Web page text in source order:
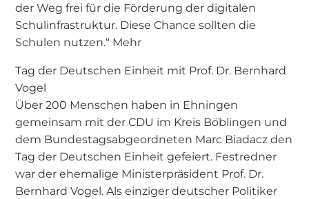
der Weg frei für die Förderung der digitalen
Schulinfrastruktur. Diese Chance sollten die
Schulen nutzen.“ Mehr
Tag der Deutschen Einheit mit Prof. Dr. Bernhard
Vogel
Über 200 Menschen haben in Ehningen
gemeinsam mit der CDU im Kreis Böblingen und
dem Bundestagsabgeordneten Marc Biadacz den
Tag der Deutschen Einheit gefeiert. Festredner
war der ehemalige Ministerpräsident Prof. Dr.
Bernhard Vogel. Als einziger deutscher Politiker